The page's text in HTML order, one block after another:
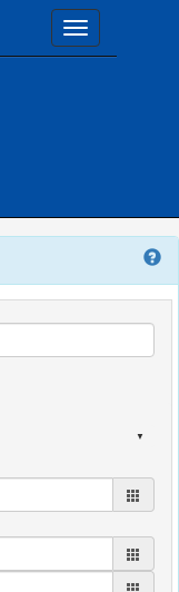
Toggle